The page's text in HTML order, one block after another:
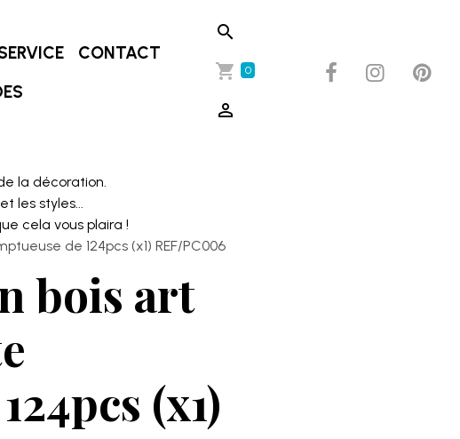
CONTACT
0
la décoration.
les styles...
cela vous plaira !
de 124pcs (x1) REF/PC006
bois art
(x1)